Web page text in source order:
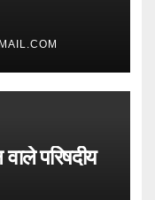
परिषदीय